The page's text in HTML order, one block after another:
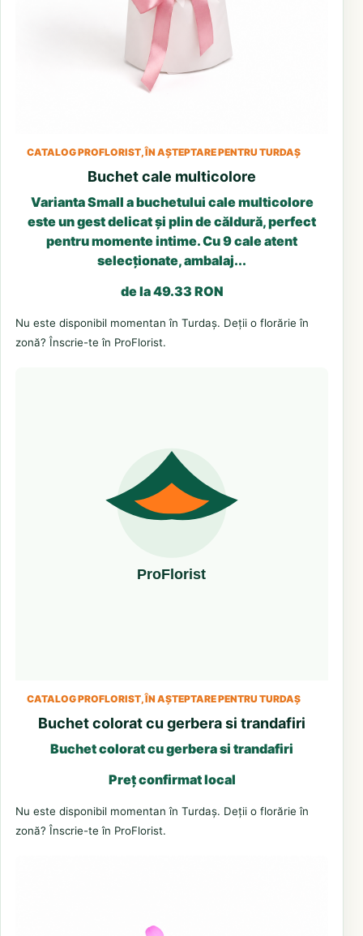
CATALOG PROFLORIST, ÎN AȘTEPTARE PENTRU TURDAȘ
Buchet cale multicolore
Varianta Small a buchetului cale multicolore
este un gest delicat și plin de căldură, perfect
pentru momente intime. Cu 9 cale atent
selecționate, ambalaj...
de la 49.33 RON
Nu este disponibil momentan în Turdaș. Deții o florărie în
zonă? Înscrie-te în ProFlorist.
CATALOG PROFLORIST, ÎN AȘTEPTARE PENTRU TURDAȘ
Buchet colorat cu gerbera si trandafiri
Buchet colorat cu gerbera si trandafiri
Preț confirmat local
Nu este disponibil momentan în Turdaș. Deții o florărie în
zonă? Înscrie-te în ProFlorist.